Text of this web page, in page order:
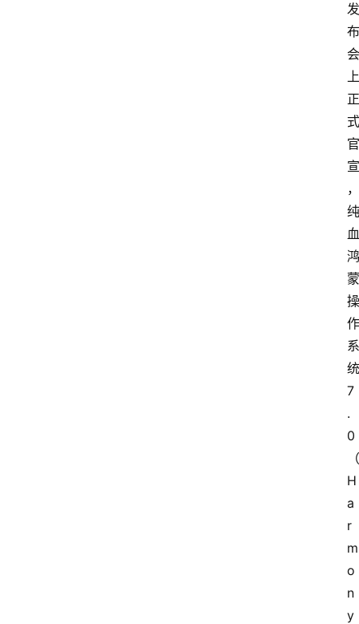
发
布
会
上
正
式
官
宣
，
纯
血
鸿
蒙
操
作
系
统
7
.
0
（
H
a
r
m
o
n
y